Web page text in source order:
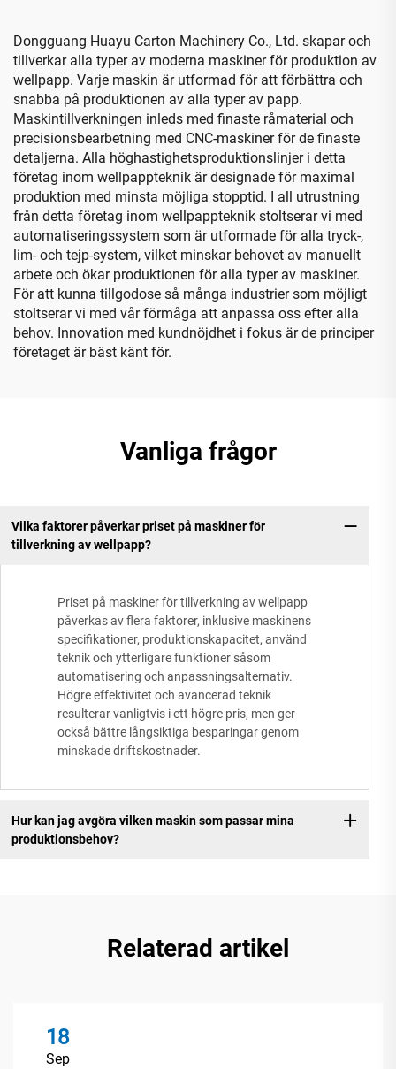
Dongguang Huayu Carton Machinery Co., Ltd. skapar och
tillverkar alla typer av moderna maskiner för produktion av
wellpapp. Varje maskin är utformad för att förbättra och
snabba på produktionen av alla typer av papp.
Maskintillverkningen inleds med finaste råmaterial och
precisionsbearbetning med CNC-maskiner för de finaste
detaljerna. Alla höghastighetsproduktionslinjer i detta
företag inom wellpappteknik är designade för maximal
produktion med minsta möjliga stopptid. I all utrustning
från detta företag inom wellpappteknik stoltserar vi med
automatiseringssystem som är utformade för alla tryck-,
lim- och tejp-system, vilket minskar behovet av manuellt
arbete och ökar produktionen för alla typer av maskiner.
För att kunna tillgodose så många industrier som möjligt
stoltserar vi med vår förmåga att anpassa oss efter alla
behov. Innovation med kundnöjdhet i fokus är de principer
företaget är bäst känt för.
Vanliga frågor
Vilka faktorer påverkar priset på maskiner för
tillverkning av wellpapp?
Priset på maskiner för tillverkning av wellpapp
påverkas av flera faktorer, inklusive maskinens
specifikationer, produktionskapacitet, använd
teknik och ytterligare funktioner såsom
automatisering och anpassningsalternativ.
Högre effektivitet och avancerad teknik
resulterar vanligtvis i ett högre pris, men ger
också bättre långsiktiga besparingar genom
minskade driftskostnader.
Hur kan jag avgöra vilken maskin som passar mina
produktionsbehov?
Relaterad artikel
18
Sep